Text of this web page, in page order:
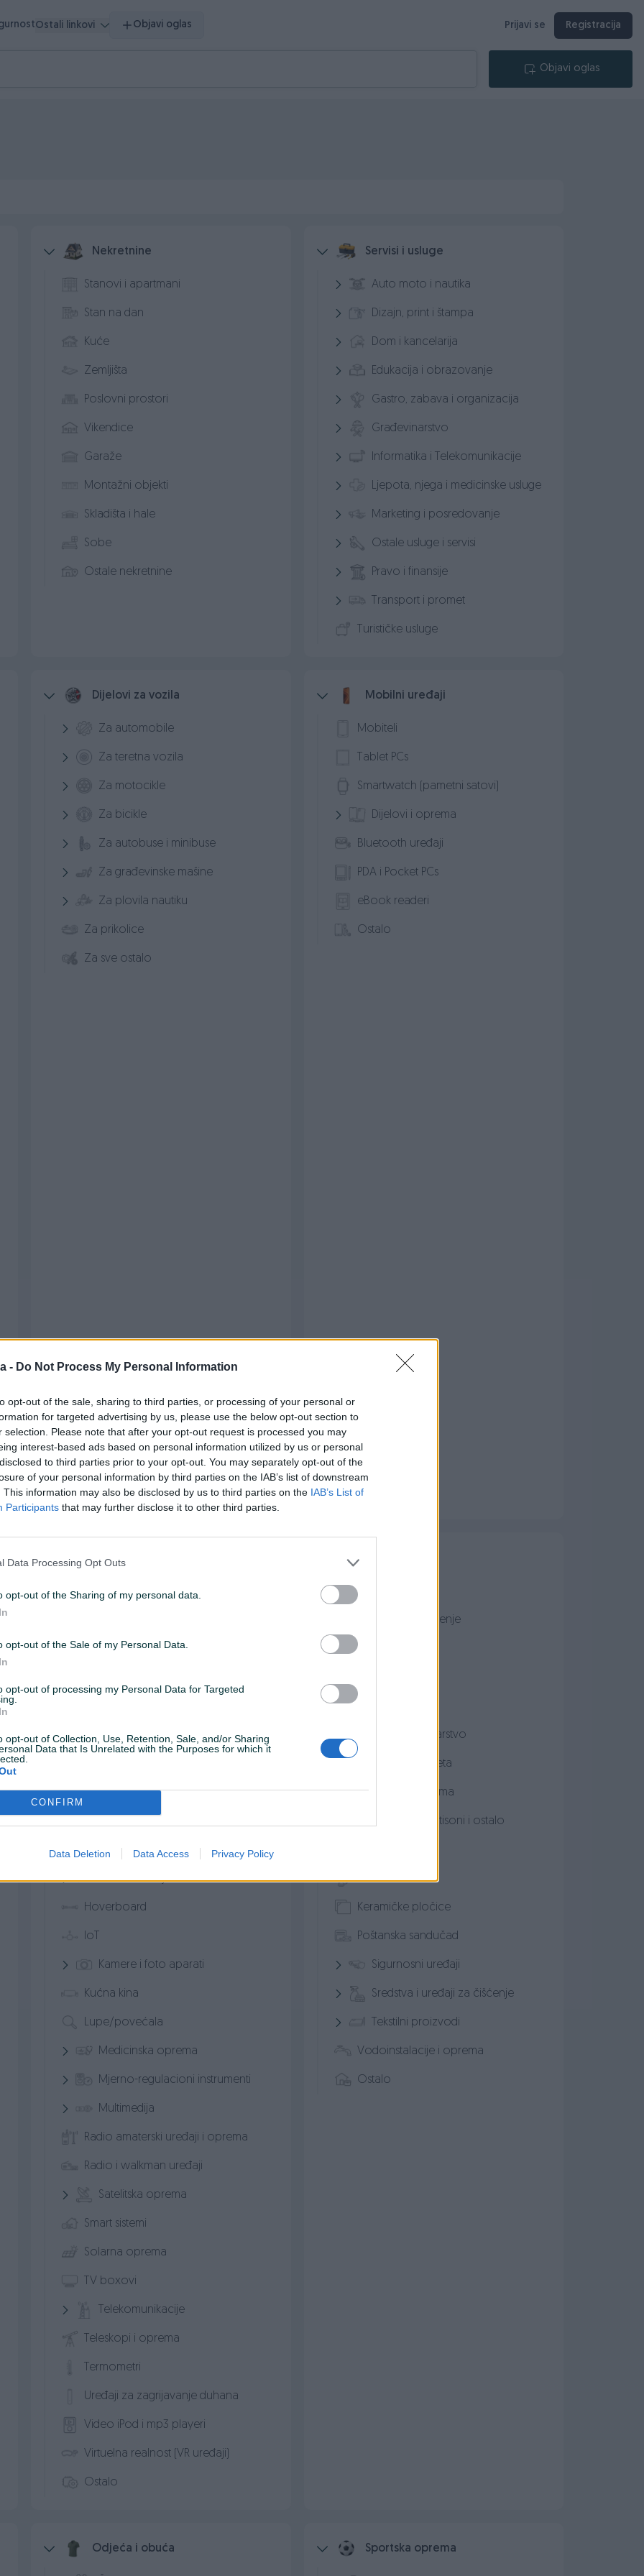
- Do Not Process My Personal Information
opt-out of the sale, sharing to third parties, or processing of your personal or
for targeted advertising by us, please use the below opt-out section to
selection. Please note that after your opt-out request is processed you may
interest-based ads based on personal information utilized by us or personal
to third parties prior to your opt-out. You may separately opt-out of the
of your personal information by third parties on the IAB’s list of downstream
This information may also be disclosed by us to third parties on the IAB’s List of
Participants that may further disclose it to other third parties.
Data Processing Opt Outs
opt-out of the Sharing of my personal data.
opt-out of the Sale of my Personal Data.
opt-out of processing my Personal Data for Targeted
opt-out of Collection, Use, Retention, Sale, and/or Sharing
Data that Is Unrelated with the Purposes for which it
CONFIRM
Data Deletion Data Access Privacy Policy
Ostali linkovi Objavi oglas Prijavi se Registracija
Objavi oglas
Nekretnine
Stanovi i apartmani
Stan na dan
Kuće
Zemljišta
Poslovni prostori
Vikendice
Garaže
Montažni objekti
Skladišta i hale
Sobe
Ostale nekretnine
Servisi i usluge
Auto moto i nautika
Dizajn, print i štampa
Dom i kancelarija
Edukacija i obrazovanje
Gastro, zabava i organizacija
Građevinarstvo
Informatika i Telekomunikacije
Ljepota, njega i medicinske usluge
Marketing i posredovanje
Ostale usluge i servisi
Pravo i finansije
Transport i promet
Turističke usluge
Dijelovi za vozila
Za automobile
Za teretna vozila
Za motocikle
Za bicikle
Za autobuse i minibuse
Za građevinske mašine
Za plovila nautiku
Za prikolice
Za sve ostalo
Mobilni uređaji
Mobiteli
Tablet PCs
Smartwatch (pametni satovi)
Dijelovi i oprema
Bluetooth uređaji
PDA i Pocket PCs
eBook readeri
Ostalo
Tehnika
Bijela tehnika
Baterije i punjači
Digitroni/Kalkulatori
Dronovi (RC letjelice)
Električne cigarete
Elektromaterijal
Hoverboard
IoT
Kamere i foto aparati
Kućna kina
Lupe/povećala
Medicinska oprema
Mjerno-regulacioni instrumenti
Multimedija
Radio amaterski uređaji i oprema
Radio i walkman uređaji
Satelitska oprema
Smart sistemi
Solarna oprema
TV boxovi
Telekomunikacije
Teleskopi i oprema
Termometri
Uređaji za zagrijavanje duhana
Video iPod i mp3 playeri
Virtuelna realnost (VR uređaji)
Ostalo
Grijanje i hlađenje
Vrt biljke i vrtlarstvo
Lampe i rasvjeta
Bazeni i oprema
Ćilimi, tepisi, etisoni i ostalo
Filteri za vodu
Keramičke pločice
Poštanska sandučad
Sigurnosni uređaji
Sredstva i uređaji za čišćenje
Tekstilni proizvodi
Vodoinstalacije i oprema
Ostalo
Odjeća i obuća Sportska oprema